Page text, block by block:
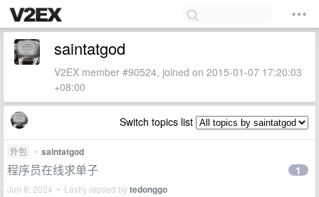
saintatgod
V2EX member #90524, joined on 2015-01-07 17:20:03
+08:00
Switch topics list
外包 • saintatgod
程序员在线求单子
Jun 8, 2024 • Lastly replied bytedonggo
1